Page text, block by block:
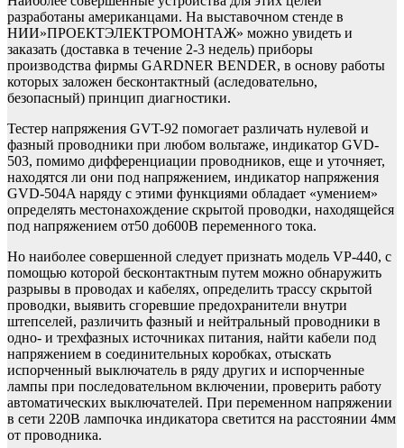
разработаны американцами. На выставочном стенде в
НИИ»ПРОЕКТЭЛЕКТРОМОНТАЖ» можно увидеть и
заказать (доставка в течение 2-3 недель) приборы
производства фирмы GARDNER BENDER, в основу работы
которых заложен бесконтактный (аследовательно,
безопасный) принцип диагностики.
Тестер напряжения GVT-92 помогает различать нулевой и
фазный проводники при любом вольтаже, индикатор GVD-
503, помимо дифференциации проводников, еще и уточняет,
находятся ли они под напряжением, индикатор напряжения
GVD-504A наряду с этими функциями обладает «умением»
определять местонахождение скрытой проводки, находящейся
под напряжением от50 до600В переменного тока.
Но наиболее совершенной следует признать модель VP-440, с
помощью которой бесконтактным путем можно обнаружить
разрывы в проводах и кабелях, определить трассу скрытой
проводки, выявить сгоревшие предохранители внутри
штепселей, различить фазный и нейтральный проводники в
одно- и трехфазных источниках питания, найти кабели под
напряжением в соединительных коробках, отыскать
испорченный выключатель в ряду других и испорченные
лампы при последовательном включении, проверить работу
автоматических выключателей. При переменном напряжении
в сети 220В лампочка индикатора светится на расстоянии 4мм
от проводника.